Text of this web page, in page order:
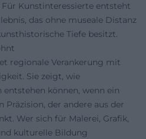
Kunstinteressierte entsteht
das ohne museale Distanz
Tiefe besitzt.
regionale Verankerung mit
Sie zeigt, wie
können, wenn ein
Präzision, der andere aus der
Wer sich für Malerei, Grafik,
kulturelle Bildung